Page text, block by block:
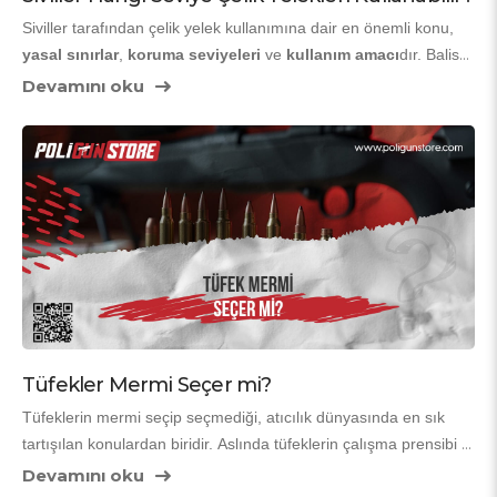
yasal sınırlar, koruma seviyeleri ve kullanım amacıdır. Balistik
koruma ekipmanları, askeri veya emniyet personeli dışında da
seviyenin kullanım şartı farklıdır. Türkiye’de sivillerin hangi
seviyede çelik yelek kullanabileceği hem uygulamada hem de
mevzuatta belirli çerçevelere sahiptir.
Devamını oku
Tüfekler Mermi Seçer mi?
Tüfeklerin mermi seçip seçmediği, atıcılık dünyasında en sık
tartışılan konulardan biridir. Aslında tüfeklerin çalışma prensibi
gereği kullandıkları mermi türü, barut basıncı ve mermi
Devamını oku